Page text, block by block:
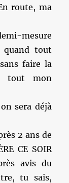
route, ma
mesure
quand tout
faire la
tout mon
sera déjà
2 ans de
CE SOIR
avis du
tu sais,